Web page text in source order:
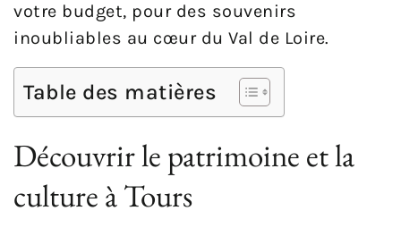
votre budget, pour des souvenirs
inoubliables au cœur du Val de Loire.
Table des matières
Découvrir le patrimoine et la
culture à Tours